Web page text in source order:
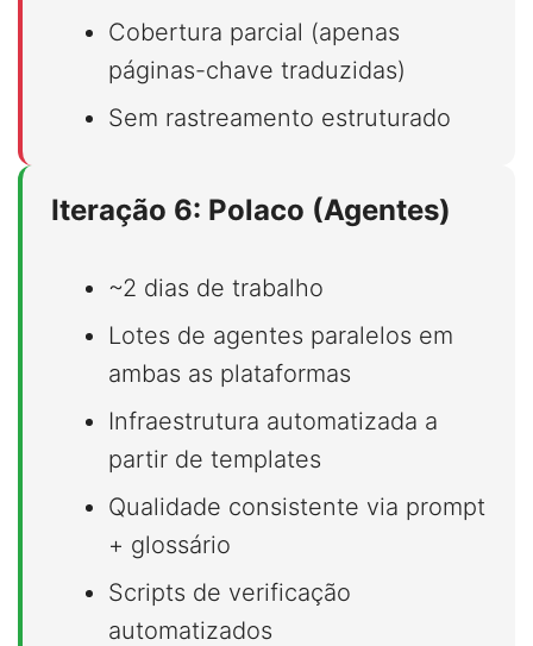
Cobertura parcial (apenas
páginas-chave traduzidas)
Sem rastreamento estruturado
Iteração 6: Polaco (Agentes)
~2 dias de trabalho
Lotes de agentes paralelos em
ambas as plataformas
Infraestrutura automatizada a
partir de templates
Qualidade consistente via prompt
+ glossário
Scripts de verificação
automatizados